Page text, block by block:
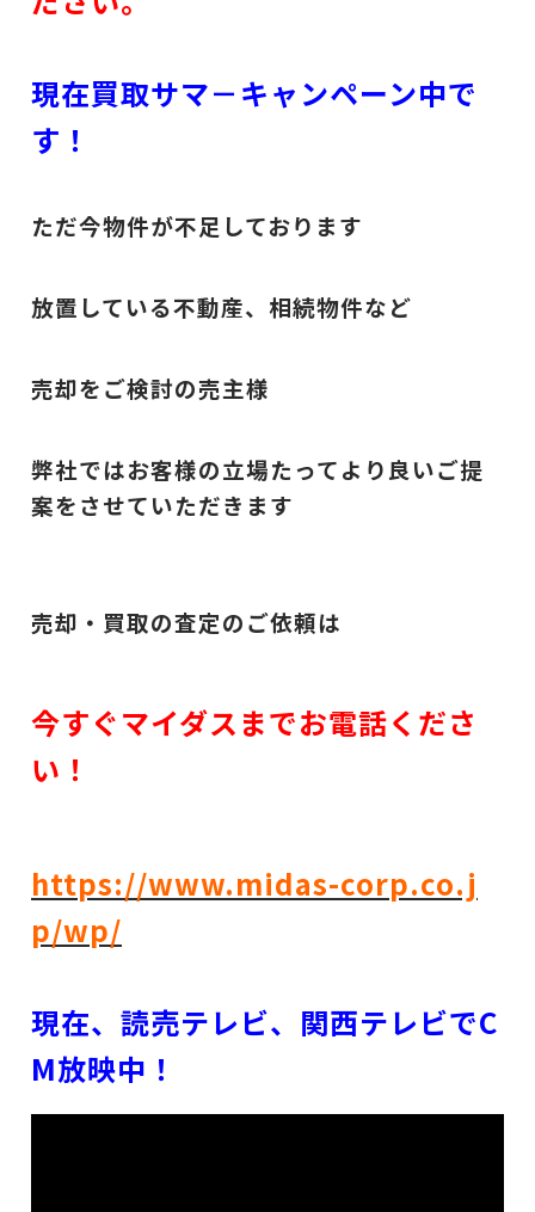
現在買取サマ－キャンペーン中で
す！
ただ今物件が不足しております
放置している不動産、相続物件など
売却をご検討の売主様
弊社ではお客様の立場たってより良いご提
案をさせていただきます
売却・買取の査定のご依頼は
今すぐマイダスまでお電話くださ
い！
https://www.midas-corp.co.j
p/wp/
現在、読売テレビ、関西テレビでC
M放映中！